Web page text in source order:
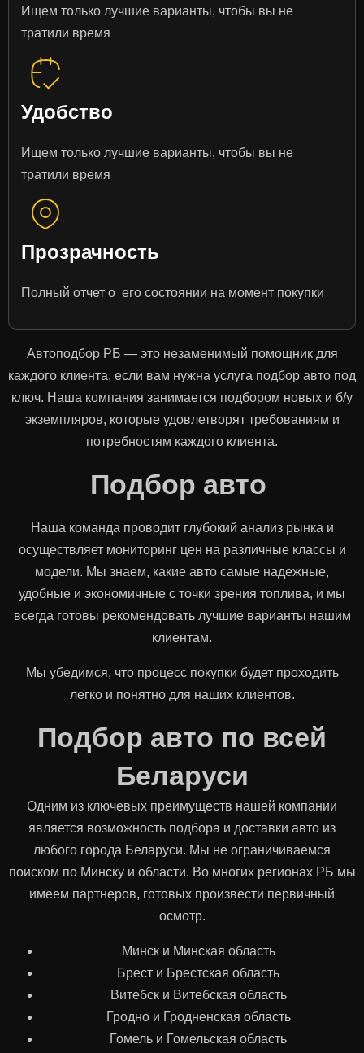
Ищем только лучшие варианты, чтобы вы не
тратили время
Удобство
Ищем только лучшие варианты, чтобы вы не
тратили время
Прозрачность
Полный отчет о его состоянии на момент покупки
Автоподбор РБ — это незаменимый помощник для
каждого клиента, если вам нужна услуга подбор авто под
ключ. Наша компания занимается подбором новых и б/у
экземпляров, которые удовлетворят требованиям и
потребностям каждого клиента.
Подбор авто
Наша команда проводит глубокий анализ рынка и
осуществляет мониторинг цен на различные классы и
модели. Мы знаем, какие авто самые надежные,
удобные и экономичные с точки зрения топлива, и мы
всегда готовы рекомендовать лучшие варианты нашим
клиентам.
Мы убедимся, что процесс покупки будет проходить
легко и понятно для наших клиентов.
Подбор авто по всей
Беларуси
Одним из ключевых преимуществ нашей компании
является возможность подбора и доставки авто из
любого города Беларуси. Мы не ограничиваемся
поиском по Минску и области. Во многих регионах РБ мы
имеем партнеров, готовых произвести первичный
осмотр.
Минск и Минская область
Брест и Брестская область
Витебск и Витебская область
Гродно и Гродненская область
Гомель и Гомельская область